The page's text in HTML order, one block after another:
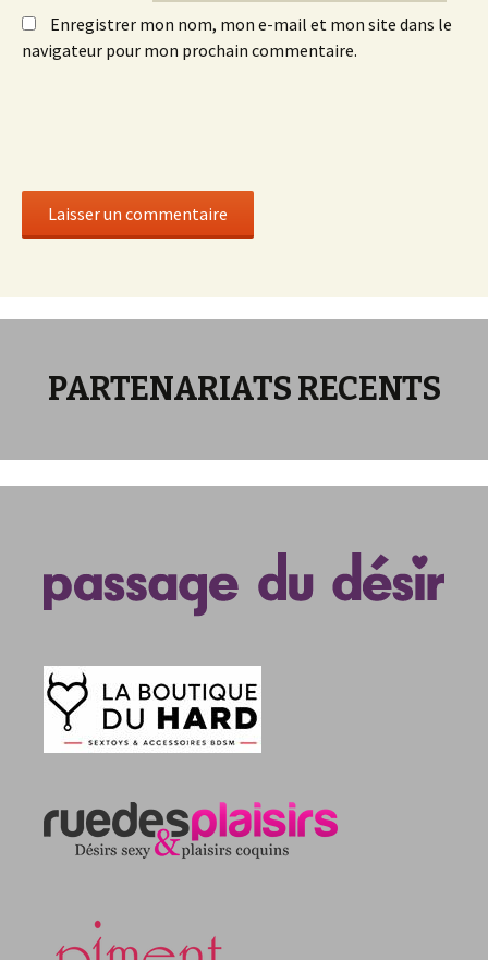
Enregistrer mon nom, mon e-mail et mon site dans le
navigateur pour mon prochain commentaire.
PARTENARIATS RECENTS